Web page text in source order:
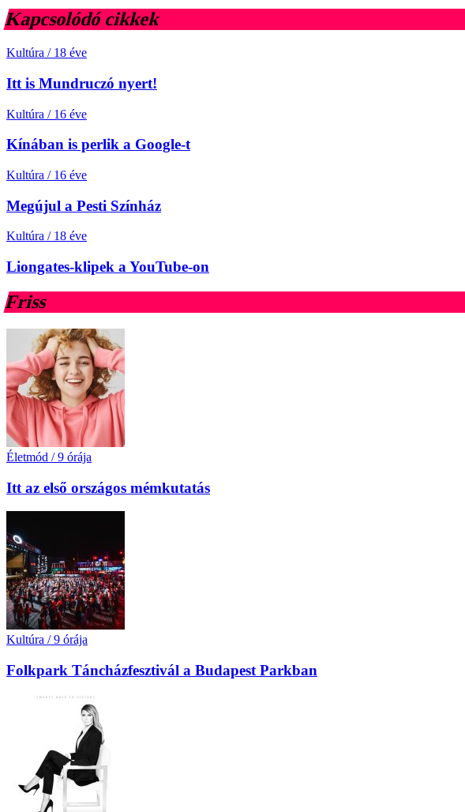
Kapcsolódó cikkek
Kultúra / 18 éve
Itt is Mundruczó nyert!
Kultúra / 16 éve
Kínában is perlik a Google-t
Kultúra / 16 éve
Megújul a Pesti Színház
Kultúra / 18 éve
Liongates-klipek a YouTube-on
Friss
Életmód / 9 órája
Itt az első országos mémkutatás
Kultúra / 9 órája
Folkpark Táncházfesztivál a Budapest Parkban